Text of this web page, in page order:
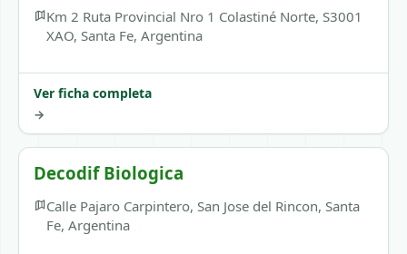
Km 2 Ruta Provincial Nro 1 Colastiné Norte, S3001
XAO, Santa Fe, Argentina
Ver ficha completa
→
Decodif Biologica
Calle Pajaro Carpintero, San Jose del Rincon, Santa
Fe, Argentina